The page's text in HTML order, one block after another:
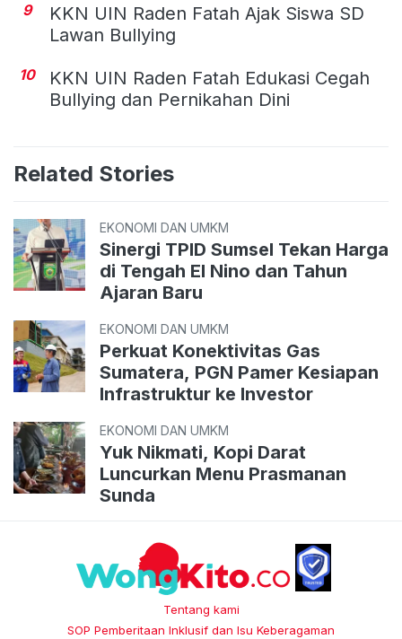
9
KKN UIN Raden Fatah Ajak Siswa SD
Lawan Bullying
10
KKN UIN Raden Fatah Edukasi Cegah
Bullying dan Pernikahan Dini
Related Stories
EKONOMI DAN UMKM
Sinergi TPID Sumsel Tekan Harga
di Tengah El Nino dan Tahun
Ajaran Baru
EKONOMI DAN UMKM
Perkuat Konektivitas Gas
Sumatera, PGN Pamer Kesiapan
Infrastruktur ke Investor
EKONOMI DAN UMKM
Yuk Nikmati, Kopi Darat
Luncurkan Menu Prasmanan
Sunda
Tentang kami
SOP Pemberitaan Inklusif dan Isu Keberagaman